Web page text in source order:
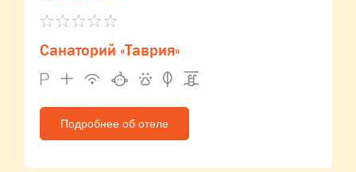
Санаторий «Таврия»
Подробнее об отеле